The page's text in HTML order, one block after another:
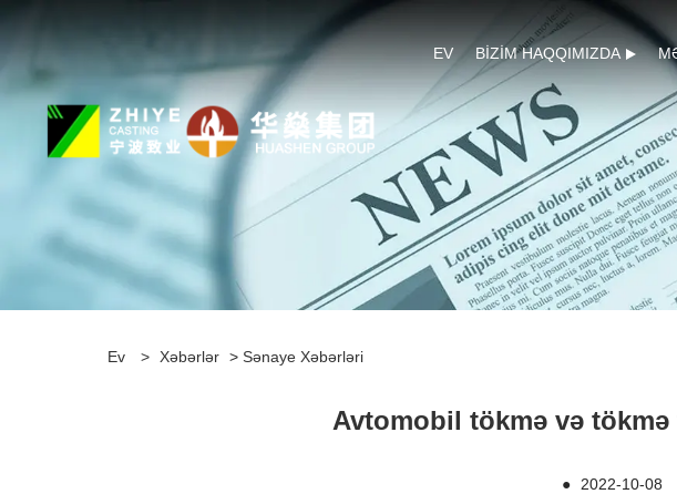
EV BIZIM HAQQIMIZDA
Ev > Xəbərlər > Sənaye Xəbərləri
Avtomobil tökmə və tökmə
● 2022-10-08